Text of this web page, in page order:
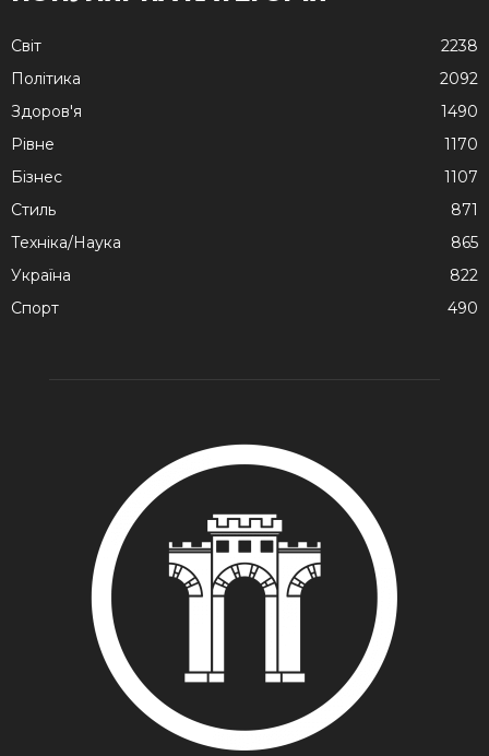
Cвіт
2238
Політика
2092
Здоров'я
1490
Рівне
1170
Бізнес
1107
Стиль
871
Техніка/Наука
865
Україна
822
Спорт
490